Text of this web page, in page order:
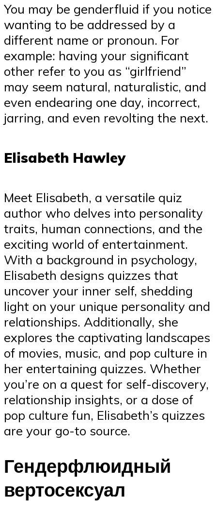
You may be genderfluid if you notice
wanting to be addressed by a
different name or pronoun. For
example: having your significant
other refer to you as “girlfriend”
may seem natural, naturalistic, and
even endearing one day, incorrect,
jarring, and even revolting the next.
Elisabeth Hawley
Meet Elisabeth, a versatile quiz
author who delves into personality
traits, human connections, and the
exciting world of entertainment.
With a background in psychology,
Elisabeth designs quizzes that
uncover your inner self, shedding
light on your unique personality and
relationships. Additionally, she
explores the captivating landscapes
of movies, music, and pop culture in
her entertaining quizzes. Whether
you’re on a quest for self-discovery,
relationship insights, or a dose of
pop culture fun, Elisabeth’s quizzes
are your go-to source.
Гендерфлюидный
вертосексуал